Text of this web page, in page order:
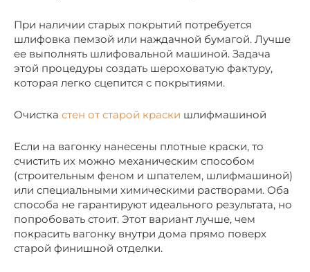
При наличии старых покрытий потребуется
шлифовка пемзой или наждачной бумагой. Лучше
ее выполнять шлифовальной машиной. Задача
этой процедуры создать шероховатую фактуру,
которая легко сцепится с покрытиями.
Очистка стен от старой краски шлифмашиной
Если на вагонку нанесены плотные краски, то
счистить их можно механическим способом
(строительным феном и шпателем, шлифмашиной)
или специальными химическими растворами. Оба
способа не гарантируют идеального результата, но
попробовать стоит. Этот вариант лучше, чем
покрасить вагонку внутри дома прямо поверх
старой финишной отделки.